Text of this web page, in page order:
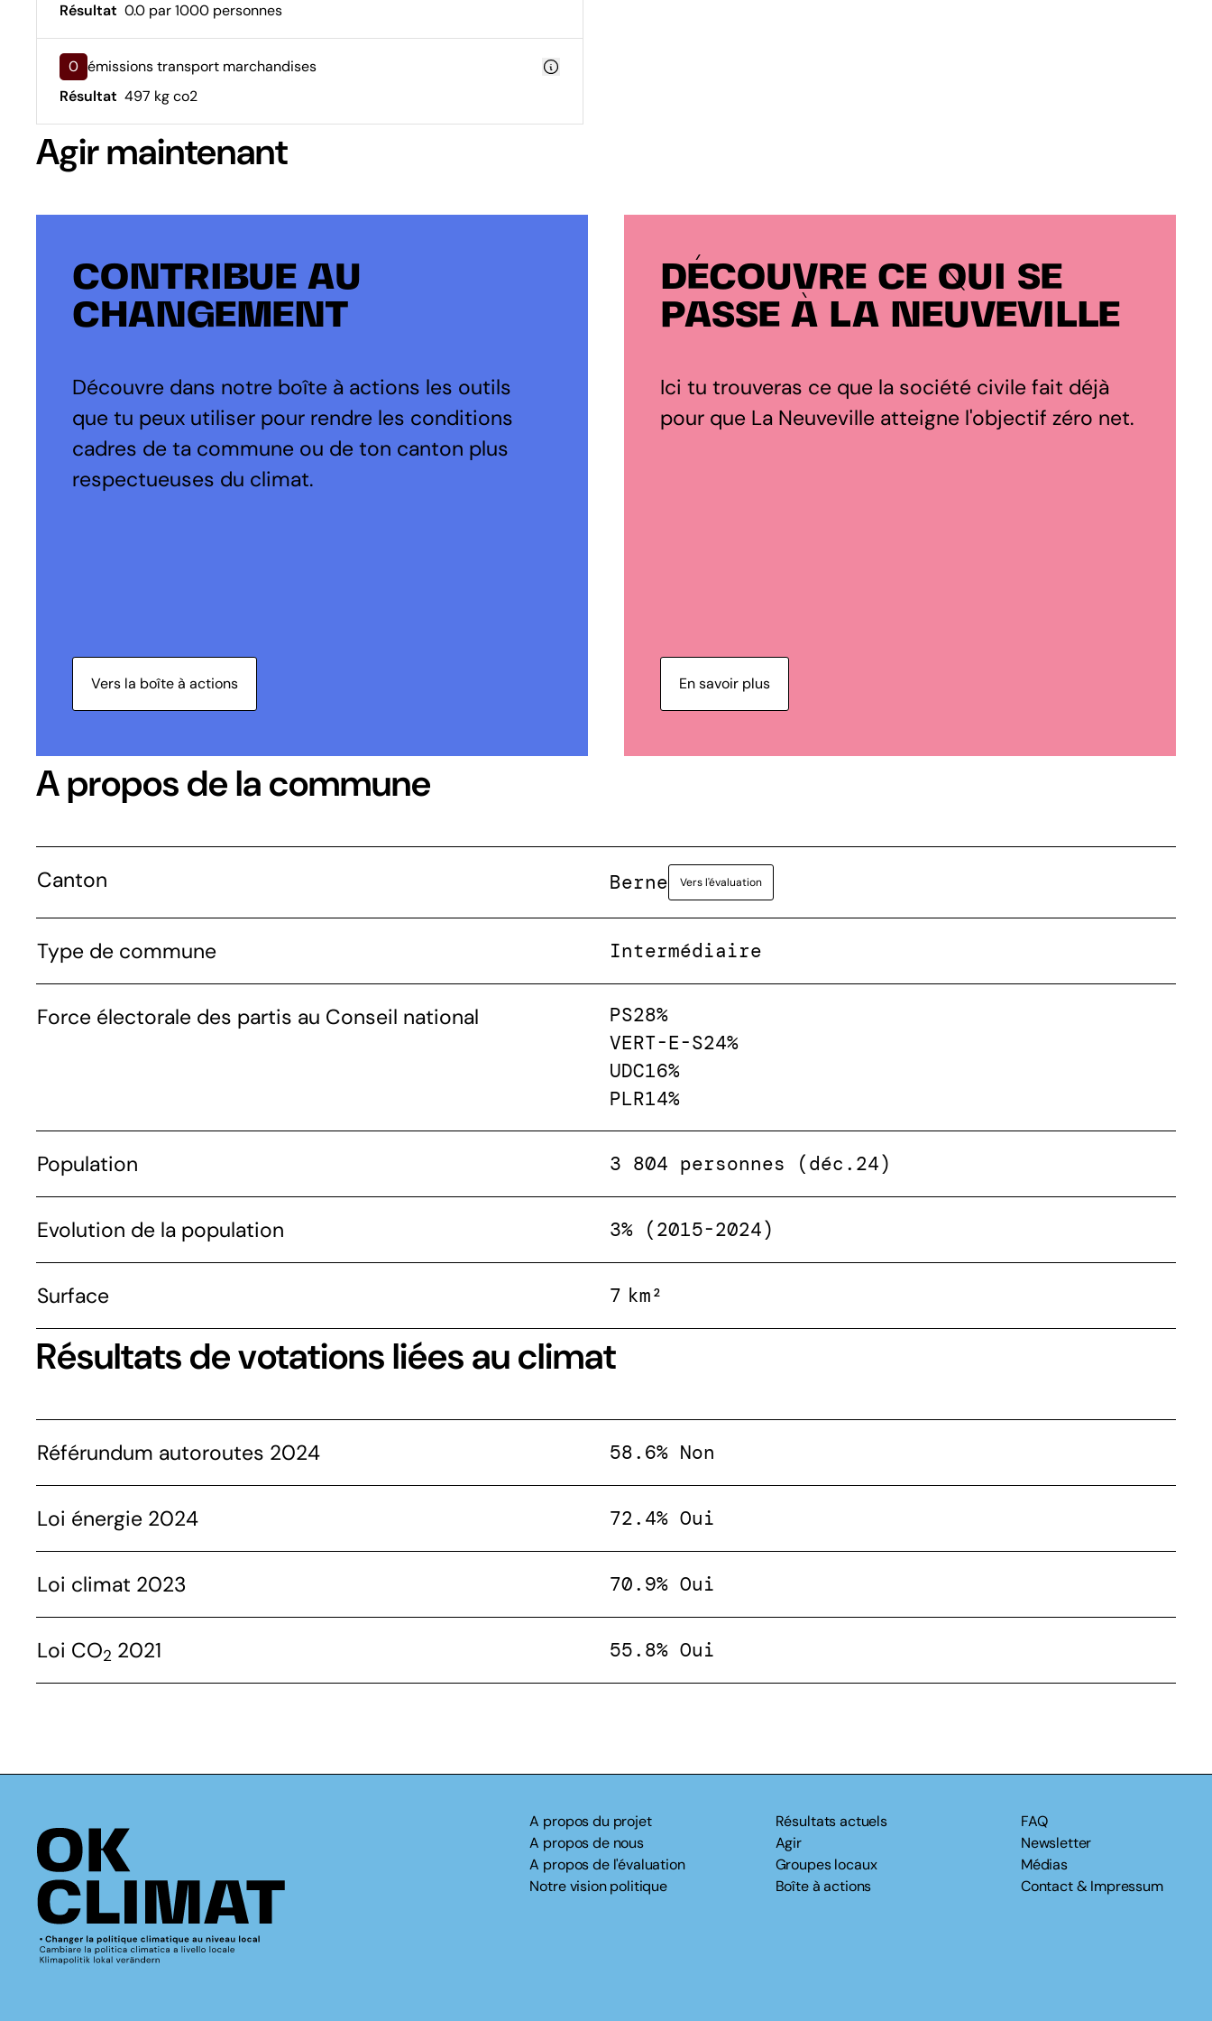
Résultat 0.0 par 1000 personnes
0 émissions transport marchandises
Résultat 497 kg co2
Agir maintenant
CONTRIBUE AU
CHANGEMENT
Découvre dans notre boîte à actions les outils
que tu peux utiliser pour rendre les conditions
cadres de ta commune ou de ton canton plus
respectueuses du climat.
Vers la boîte à actions
DÉCOUVRE CE QUI SE
PASSE À LA NEUVEVILLE
Ici tu trouveras ce que la société civile fait déjà
pour que La Neuveville atteigne l'objectif zéro net.
En savoir plus
A propos de la commune
Canton Berne Vers l'évaluation
Type de commune Intermédiaire
Force électorale des partis au Conseil national PS28%
VERT-E-S24%
UDC16%
PLR14%
Population 3 804 personnes (déc.24)
Evolution de la population 3% (2015-2024)
Surface 7 km²
Résultats de votations liées au climat
Référundum autoroutes 2024 58.6% Non
Loi énergie 2024 72.4% Oui
Loi climat 2023 70.9% Oui
Loi CO2 2021 55.8% Oui
A propos du projet
A propos de nous
A propos de l'évaluation
Notre vision politique
Résultats actuels
Agir
Groupes locaux
Boîte à actions
FAQ
Newsletter
Médias
Contact & Impressum